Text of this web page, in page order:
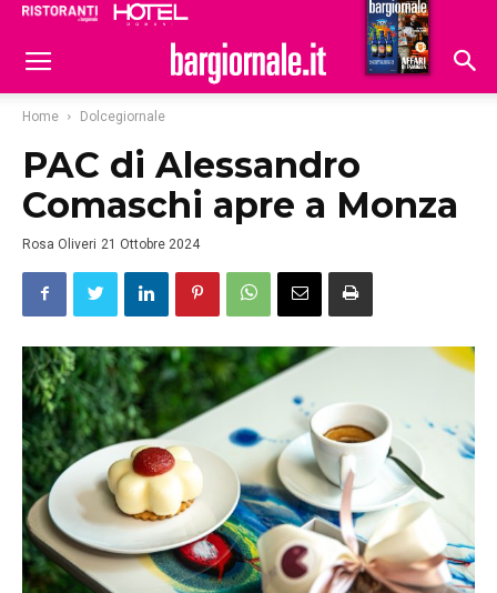
Hoteldomani
Home Dolcegiornale
PAC di Alessandro
Comaschi apre a Monza
Rosa Oliveri 21 Ottobre 2024